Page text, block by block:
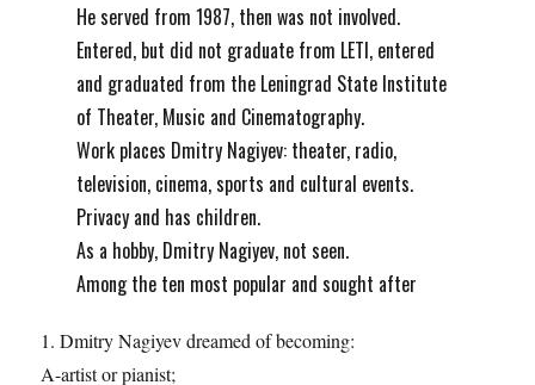
He served from 1987, then was not involved.
Entered, but did not graduate from LETI, entered
and graduated from the Leningrad State Institute
of Theater, Music and Cinematography.
Work places Dmitry Nagiyev: theater, radio,
television, cinema, sports and cultural events.
Privacy and has children.
As a hobby, Dmitry Nagiyev, not seen.
Among the ten most popular and sought after
1. Dmitry Nagiyev dreamed of becoming:
A-artist or pianist;